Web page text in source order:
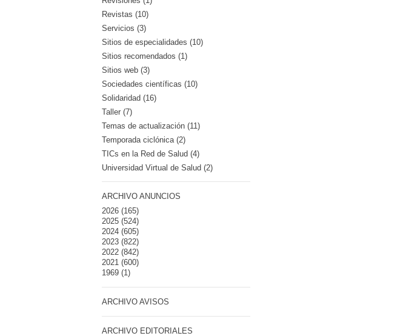
Revistas (10)
Servicios (3)
Sitios de especialidades (10)
Sitios recomendados (1)
Sitios web (3)
Sociedades científicas (10)
Solidaridad (16)
Taller (7)
Temas de actualización (11)
Temporada ciclónica (2)
TICs en la Red de Salud (4)
Universidad Virtual de Salud (2)
ARCHIVO ANUNCIOS
2026(165)
2025(524)
2024(605)
2023(822)
2022(842)
2021(600)
1969(1)
ARCHIVO AVISOS
ARCHIVO EDITORIALES